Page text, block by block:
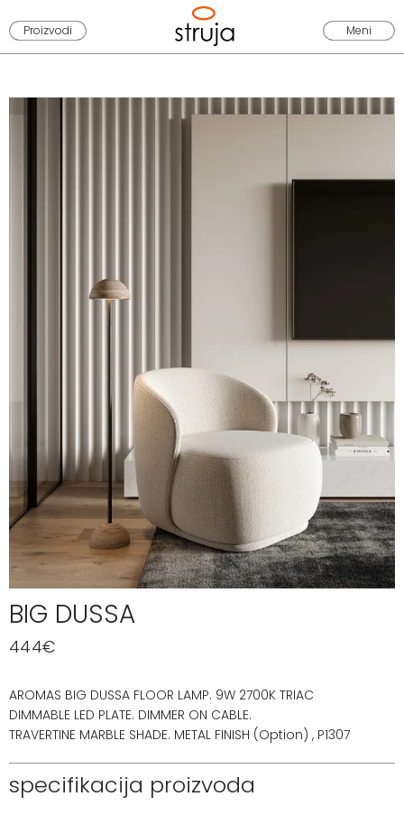
Proizvodi Meni
BIG DUSSA
444€
AROMAS BIG DUSSA FLOOR LAMP. 9W 2700K TRIAC
DIMMABLE LED PLATE. DIMMER ON CABLE.
TRAVERTINE MARBLE SHADE. METAL FINISH (Option) , P1307
specifikacija proizvoda